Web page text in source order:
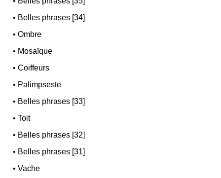
• Belles phrases [34]
•Ombre
• Mosaïque
•Coiffeurs
• Palimpseste
• Belles phrases [33]
•Toit
• Belles phrases [32]
• Belles phrases [31]
•Vache